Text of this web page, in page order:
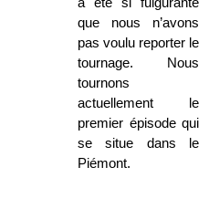
que nous n’avons
pas voulu reporter le
tournage. Nous
tournons
actuellement le
premier épisode qui
se situe dans le
Piémont.